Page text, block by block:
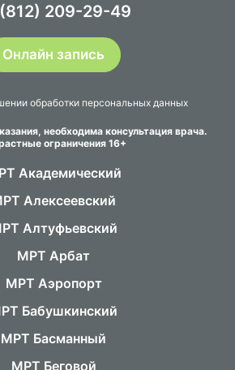
209-29-49
Онлайн запись
обработки персональных данных
необходима консультация врача.
ограничения 16+
Академический
Алексеевский
Алтуфьевский
МРТ Арбат
МРТ Аэропорт
Бабушкинский
МРТ Басманный
МРТ Беговой